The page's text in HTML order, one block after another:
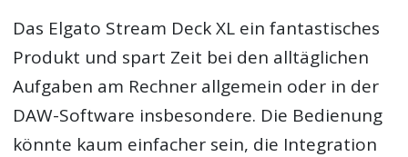
Das Elgato Stream Deck XL ein fantastisches
Produkt und spart Zeit bei den alltäglichen
Aufgaben am Rechner allgemein oder in der
DAW-Software insbesondere. Die Bedienung
könnte kaum einfacher sein, die Integration